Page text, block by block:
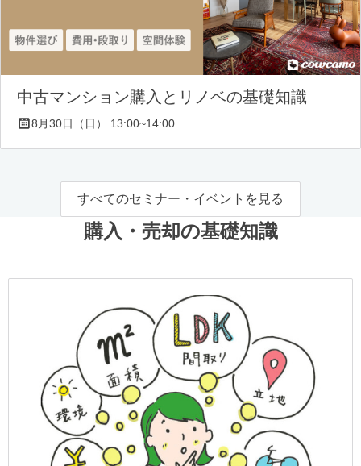
中古マンション購入とリノベの基礎知識
8月30日（日） 13:00~14:00
すべてのセミナー・イベントを見る
購入・売却の基礎知識